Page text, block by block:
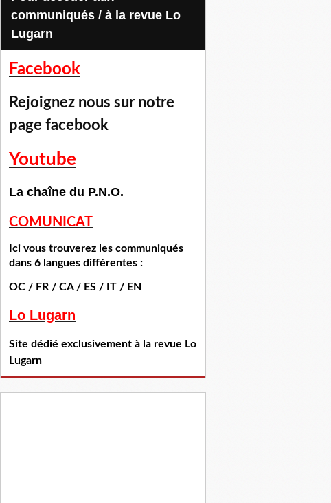
communiqués / à la revue Lo
Lugarn
Facebook
Rejoignez nous sur notre
page facebook
Youtube
La chaîne du P.N.O.
COMUNICAT
Ici vous trouverez les communiqués
dans 6 langues différentes :
OC / FR / CA / ES / IT / EN
Lo Lugarn
Site dédié exclusivement à la revue Lo
Lugarn